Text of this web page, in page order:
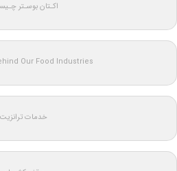
اکـتان بوسـتر
Our Food Industries
خدمات ترانزیت